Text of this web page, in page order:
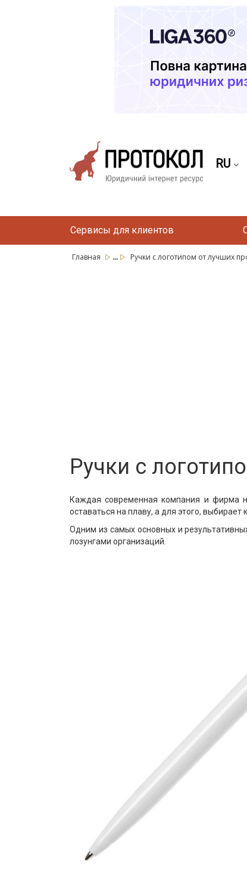
RU
Сервисы для клиентов
Главная ... Ручки с логотипом от лучших
Ручки с
Каждая современная компания и фирма
оставаться на плаву, а для этого,
Одним из самых основных и
лозунгами организаций.